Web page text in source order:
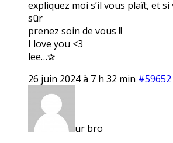
expliquez moi s’il vous plaît, et
sûr
prenez soin de vous !!
I love you <3
lee…✰
26 juin 2024 à 7 h 32 min #59652
ur bro